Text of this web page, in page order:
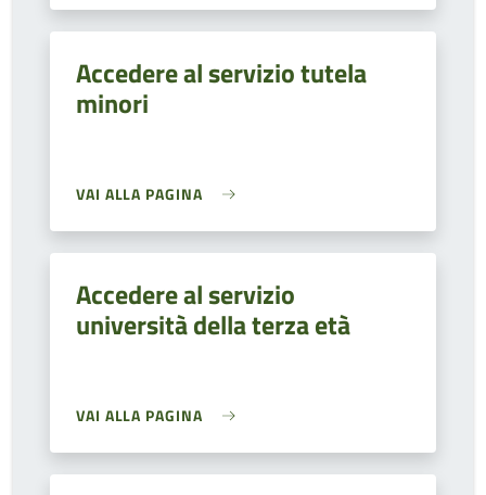
Accedere al servizio tutela
minori
VAI ALLA PAGINA
Accedere al servizio
università della terza età
VAI ALLA PAGINA